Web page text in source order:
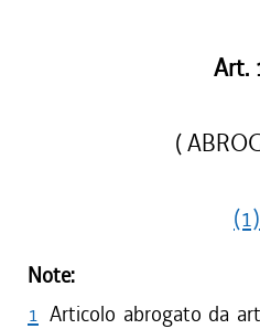
Art.
(
(1)
Note:
1 Articolo abrogato da